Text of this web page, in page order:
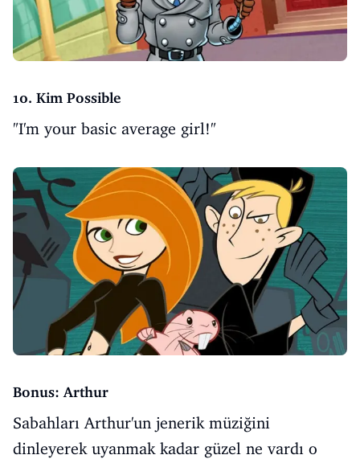
10. Kim Possible
"I'm your basic average girl!"
Bonus: Arthur
Sabahları Arthur'un jenerik müziğini
dinleyerek uyanmak kadar güzel ne vardı o